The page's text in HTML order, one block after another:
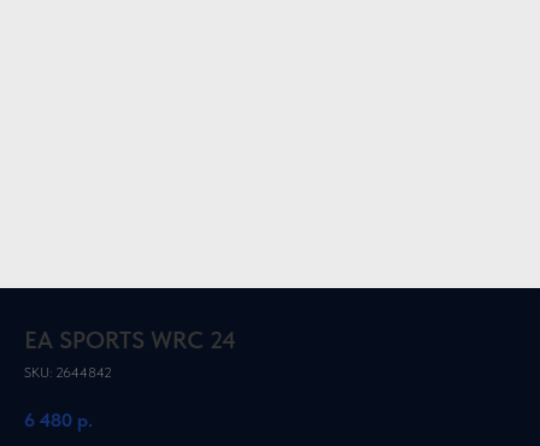
EA SPORTS WRC 24
SKU: 2644842
6 480 р.